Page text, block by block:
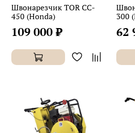
Швонарезчик TOR CC-
450 (Honda)
109 000 ₽
300
62